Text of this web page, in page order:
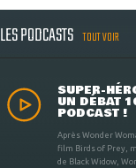
LES PODCASTS TOUT VOIR
SUPER-
UN DÉBAT
PODCAST !
Après Wonder
film Birds of Prey,
de Black Widow,